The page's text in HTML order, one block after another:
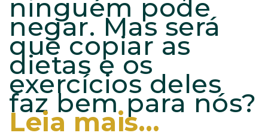
ninguém pode
negar. Mas será
que copiar as
dietas e os
exercícios deles
faz bem para nós?
Leia mais…